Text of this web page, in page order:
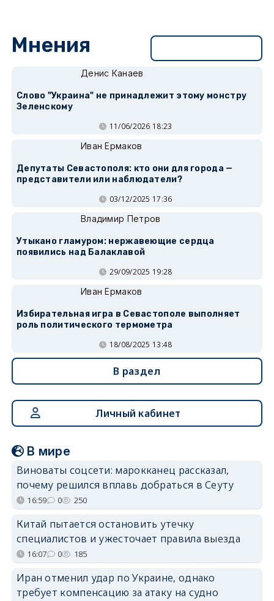
Мнения
Денис Канаев
Слово "Украина" не принадлежит этому монстру
Зеленскому
11/06/2026 18:23
Иван Ермаков
Депутаты Севастополя: кто они для города —
представители или наблюдатели?
03/12/2025 17:36
Владимир Петров
Утыкано гламуром: нержавеющие сердца
появились над Балаклавой
29/09/2025 19:28
Иван Ермаков
Избирательная игра в Севастополе выполняет
роль политического термометра
18/08/2025 13:48
В раздел
Личный кабинет
В мире
Виноваты соцсети: марокканец рассказал,
почему решился вплавь добраться в Сеуту
16:59 0 250
Китай пытается остановить утечку
специалистов и ужесточает правила выезда
16:07 0 185
Иран отменил удар по Украине, однако
требует компенсацию за атаку на судно